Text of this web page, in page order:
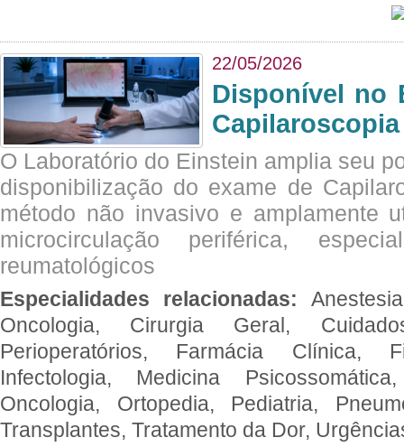
22/05/2026
Disponível no
O Laboratório do Einstein amplia seu
disponibilização do exame de
método não invasivo e amplamente
microcirculação periférica,
reumatológicos
Especialidades relacionadas:
Oncologia, Cirurgia Geral,
Perioperatórios, Farmácia Clínica,
Infectologia, Medicina
Oncologia, Ortopedia, Pediatria,
Transplantes, Tratamento da Dor,